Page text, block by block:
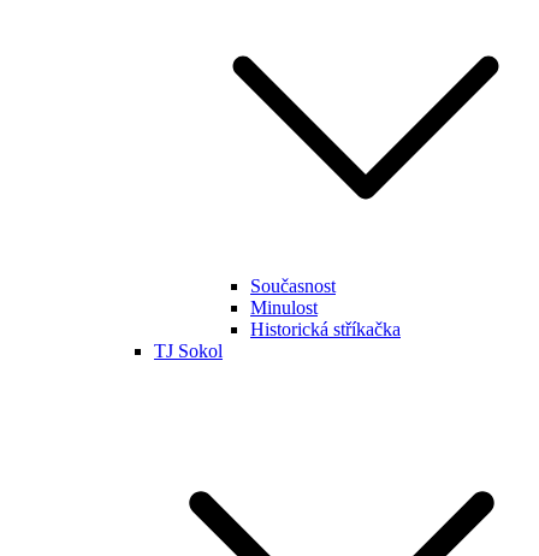
Současnost
Minulost
Historická stříkačka
TJ Sokol